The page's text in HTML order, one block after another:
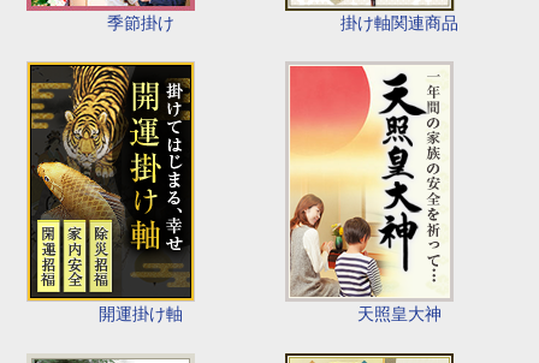
季節掛け 掛け軸関連商品
開運掛け軸 天照皇大神